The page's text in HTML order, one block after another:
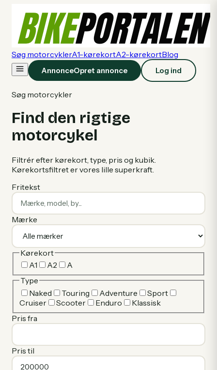
Søg motorcyklerA1-kørekortA2-kørekortBlog
AnnonceOpret annonce Log ind
Søg motorcykler
Find den rigtige
motorcykel
Filtrér efter kørekort, type, pris og kubik.
Kørekortsfiltret er vores lille superkraft.
Fritekst
Mærke
Kørekort
A1
A2
A
Type
Naked
Touring Adventure
Sport
Cruiser
Scooter Enduro
Klassisk
Pris fra
Pris til